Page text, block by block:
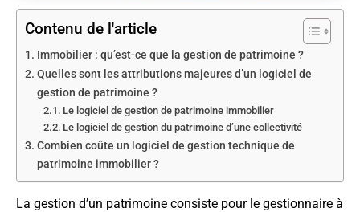
Contenu de l'article
Immobilier : qu’est-ce que la gestion de patrimoine ?
Quelles sont les attributions majeures d’un logiciel de
gestion de patrimoine ?
Le logiciel de gestion de patrimoine immobilier
Le logiciel de gestion du patrimoine d’une collectivité
Combien coûte un logiciel de gestion technique de
patrimoine immobilier ?
La gestion d’un patrimoine consiste pour le gestionnaire à